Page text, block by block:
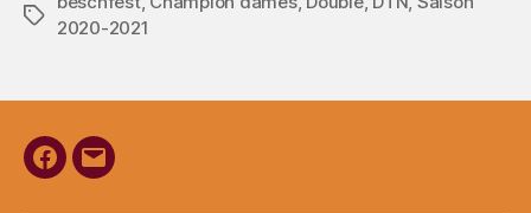
Étiquettes
2020-2021
Facebook
E-